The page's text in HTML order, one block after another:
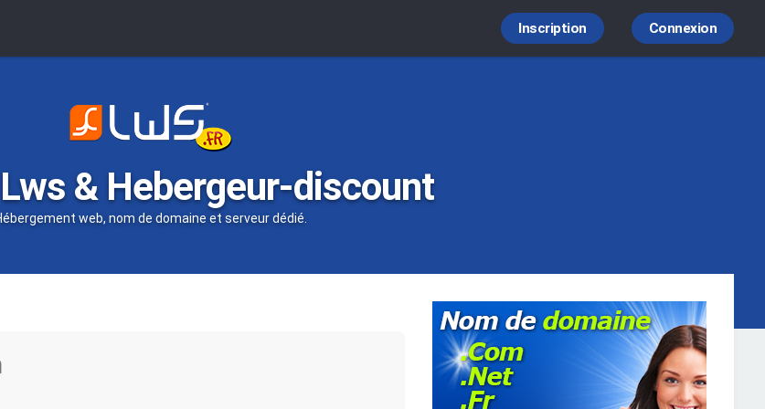
Connexion
Inscription
& Hebergeur-discount
web, nom de domaine et serveur dédié.